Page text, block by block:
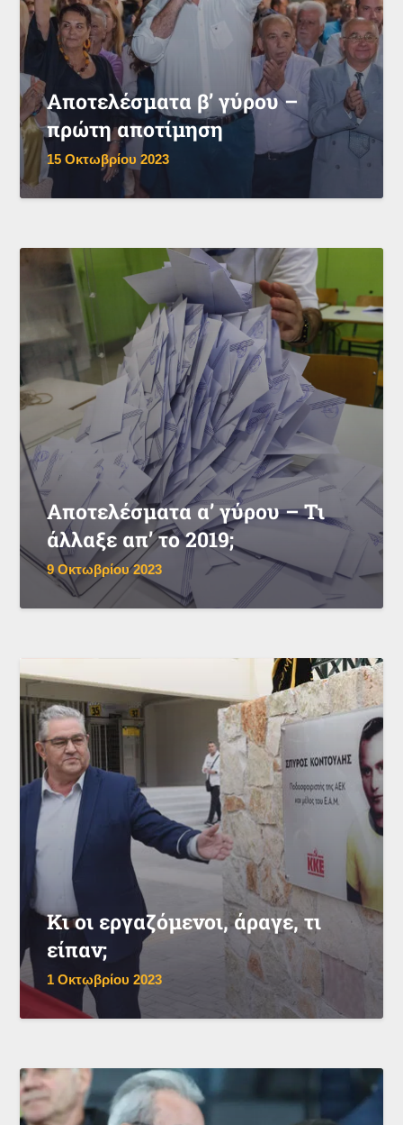
Αποτελέσματα β’ γύρου –
πρώτη αποτίμηση
15 Οκτωβρίου 2023
Αποτελέσματα α’ γύρου – Τι
άλλαξε απ’ το 2019;
9 Οκτωβρίου 2023
Κι οι εργαζόμενοι, άραγε, τι
είπαν;
1 Οκτωβρίου 2023